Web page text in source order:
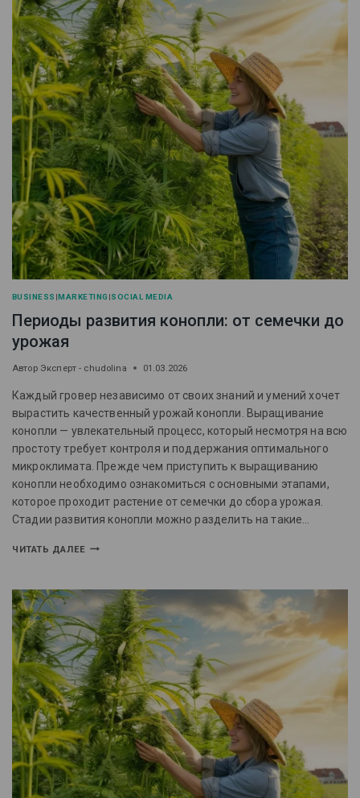
BUSINESS |MARKETING |SOCIAL MEDIA
Периоды развития конопли: от семечки до
урожая
Автор Эксперт - chudolina 01.03.2026
Каждый гровер независимо от своих знаний и умений хочет
вырастить качественный урожай конопли. Выращивание
конопли — увлекательный процесс, который несмотря на всю
простоту требует контроля и поддержания оптимального
микроклимата. Прежде чем приступить к выращиванию
конопли необходимо ознакомиться с основными этапами,
которое проходит растение от семечки до сбора урожая.
Стадии развития конопли можно разделить на такие…
ЧИТАТЬ ДАЛЕЕ